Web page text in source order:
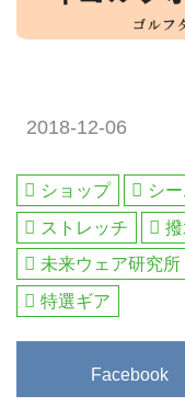
2018-12-06
ショップ
シ
ストレッチ
未来ウェア研究所
特選ギア
Facebook